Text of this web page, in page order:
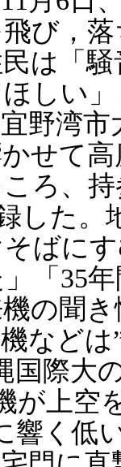
び，
は「
しい
野湾
せて
ろ、
した
ばに
「35
の聞
など
国際大
が上空
響く低